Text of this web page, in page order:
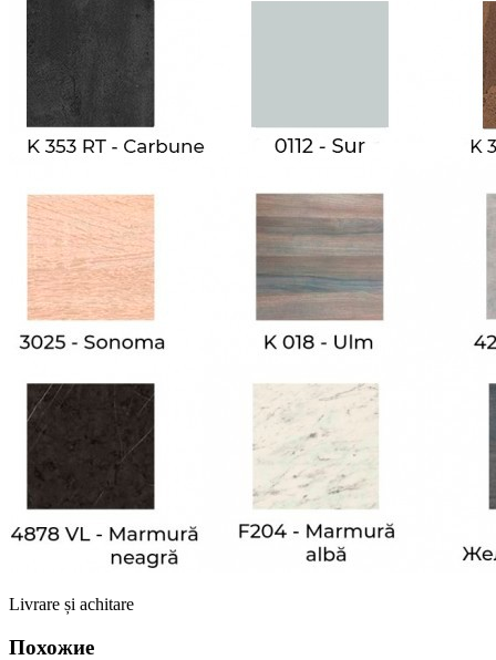
Livrare și achitare
Похожие